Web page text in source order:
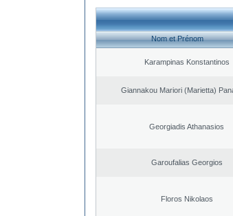
Nom et Prénom
Karampinas Konstantinos
Giannakou Mariori (Marietta)
Georgiadis Athanasios
Garoufalias Georgios
Floros Nikolaos